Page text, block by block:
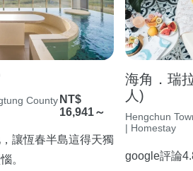
County NT$
16,941～
讓恆春半島這得天獨
。
海角．瑞
人)
Hengchun
| Homestay
google評論